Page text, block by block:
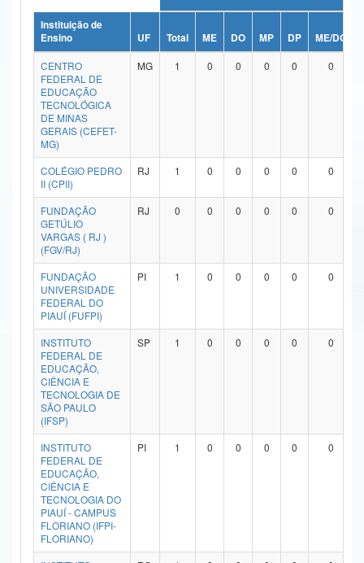
Ministério da Ciência, Tecnologia, Inovações e Comunicações
Ministério do Meio Ambiente
Ministério do Turismo
Ministério do Desenvolvimento Regional
Controladoria-Geral da União
Ministério da Mulher, da Família e dos Direitos Humanos
Secretaria-Geral
Secretaria de Governo
Gabinete de Segurança Institucional
Advocacia-Geral da União
Banco Central do Brasil
Instituição de
Ensino
UF Total ME DO MP DP ME/DO
CENTRO
FEDERAL DE
EDUCAÇÃO
TECNOLÓGICA
DE MINAS
GERAIS (CEFET-
MG)
MG 1 0 0 0 0 0
COLÉGIO PEDRO
II (CPII)
RJ 1 0 0 0 0 0
FUNDAÇÃO
GETÚLIO
VARGAS ( RJ )
(FGV/RJ)
RJ 0 0 0 0 0 0
FUNDAÇÃO
UNIVERSIDADE
FEDERAL DO
PIAUÍ (FUFPI)
PI 1 0 0 0 0 0
INSTITUTO
FEDERAL DE
EDUCAÇÃO,
CIÊNCIA E
TECNOLOGIA DE
SÃO PAULO
(IFSP)
SP 1 0 0 0 0 0
INSTITUTO
FEDERAL DE
EDUCAÇÃO,
CIÊNCIA E
TECNOLOGIA DO
PIAUÍ - CAMPUS
FLORIANO (IFPI-
FLORIANO)
PI 1 0 0 0 0 0